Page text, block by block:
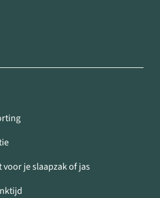
je slaapzak of jas